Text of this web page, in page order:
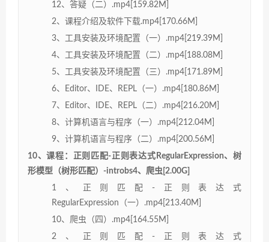
12、答疑（二）.mp4[159.82M]
2、课程介绍及软件下载.mp4[170.66M]
3、工具安装及环境配置（一）.mp4[219.39M]
4、工具安装及环境配置（二）.mp4[188.08M]
5、工具安装及环境配置（三）.mp4[171.89M]
6、Editor、IDE、REPL（一）.mp4[180.86M]
7、Editor、IDE、REPL（二）.mp4[216.20M]
8、计算机语言与程序（一）.mp4[212.04M]
9、计算机语言与程序（二）.mp4[200.56M]
10、课程：正则匹配-正则表达式RegularExpression、树
形模型（树形匹配）-introbs4、爬虫[2.00G]
1、正则匹配-正则表达式
RegularExpression（一）.mp4[213.40M]
10、爬虫（四）.mp4[164.55M]
2、正则匹配-正则表达式